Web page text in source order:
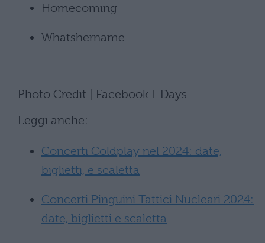
Homecoming
Whatshername
Photo Credit | Facebook I-Days
Leggi anche:
Concerti Coldplay nel 2024: date,
biglietti, e scaletta
Concerti Pinguini Tattici Nucleari 2024:
date, biglietti e scaletta